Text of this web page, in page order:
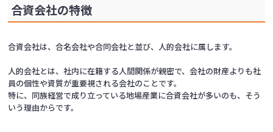
合資会社の特徴
合資会社は、合名会社や合同会社と並び、人的会社に属します。
人的会社とは、社内に在籍する人間関係が親密で、会社の財産よりも社
員の個性や資質が重要視される会社のことです。
特に、同族経営で成り立っている地場産業に合資会社が多いのも、そう
いう理由からです。